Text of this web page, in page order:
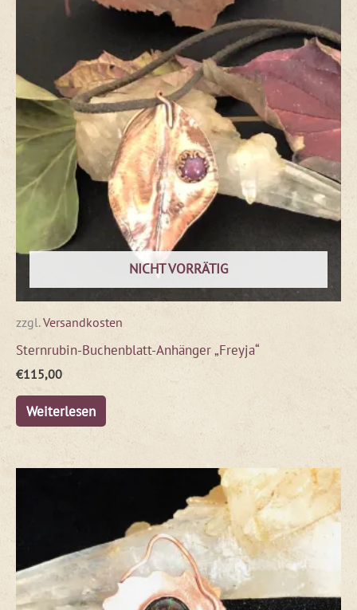
NICHT VORRÄTIG
zzgl.Versandkosten
Sternrubin-Buchenblatt-Anhänger „Freyja“
€115,00
Weiterlesen